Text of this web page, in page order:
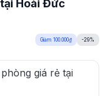
Hoài Đức
Giảm 100.000₫ -29%
giá rẻ tại